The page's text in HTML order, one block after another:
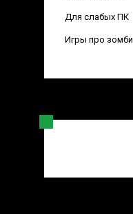
Для слабых ПК
Игры про зомби